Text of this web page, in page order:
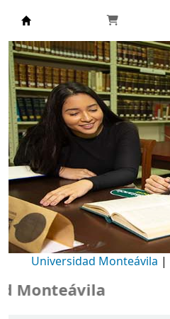
Biblioteca
Universidad Monteávila |